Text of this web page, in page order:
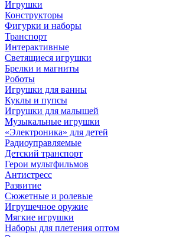
Игрушки
Конструкторы
Фигурки и наборы
Транспорт
Интерактивные
Светящиеся игрушки
Брелки и магниты
Роботы
Игрушки для ванны
Куклы и пупсы
Игрушки для малышей
Музыкальные игрушки
«Электроника» для детей
Радиоуправляемые
Детский транспорт
Герои мультфильмов
Антистресс
Развитие
Сюжетные и ролевые
Игрушечное оружие
Мягкие игрушки
Наборы для плетения оптом